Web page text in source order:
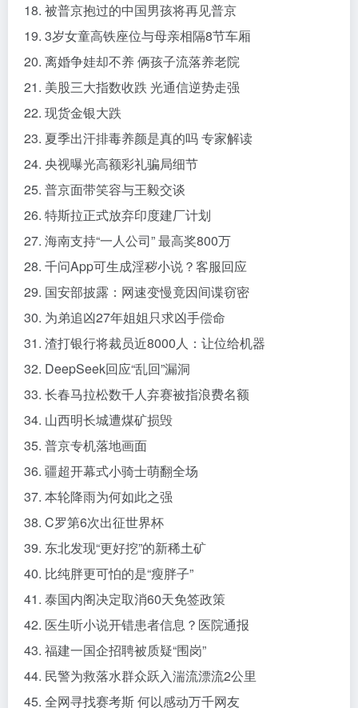
18. 被普京抱过的中国男孩将再见普京
19. 3岁女童高铁座位与母亲相隔8节车厢
20. 离婚争娃却不养 俩孩子流落养老院
21. 美股三大指数收跌 光通信逆势走强
22. 现货金银大跌
23. 夏季出汗排毒养颜是真的吗 专家解读
24. 央视曝光高额彩礼骗局细节
25. 普京面带笑容与王毅交谈
26. 特斯拉正式放弃印度建厂计划
27. 海南支持“一人公司” 最高奖800万
28. 千问App可生成淫秽小说？客服回应
29. 国安部披露：网速变慢竟因间谍窃密
30. 为弟追凶27年姐姐只求凶手偿命
31. 渣打银行将裁员近8000人：让位给机器
32. DeepSeek回应“乱回”漏洞
33. 长春马拉松数千人弃赛被指浪费名额
34. 山西明长城遭煤矿损毁
35. 普京专机落地画面
36. 疆超开幕式小骑士萌翻全场
37. 本轮降雨为何如此之强
38. C罗第6次出征世界杯
39. 东北发现“更好挖”的新稀土矿
40. 比纯胖更可怕的是“瘦胖子”
41. 泰国内阁决定取消60天免签政策
42. 医生听小说开错患者信息？医院通报
43. 福建一国企招聘被质疑“围岗”
44. 民警为救落水群众跃入湍流漂流2公里
45. 全网寻找赛考斯 何以感动万千网友